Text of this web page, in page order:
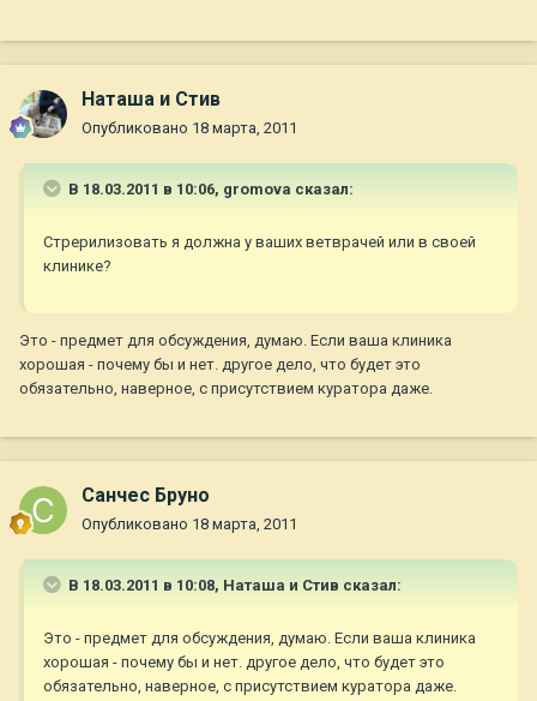
Наташа и Стив
Опубликовано 18 марта, 2011
В 18.03.2011 в 10:06, gromova сказал:
Стрерилизовать я должна у ваших ветврачей или в своей
клинике?
Это - предмет для обсуждения, думаю. Если ваша клиника
хорошая - почему бы и нет. другое дело, что будет это
обязательно, наверное, с присутствием куратора даже.
Санчес Бруно
Опубликовано 18 марта, 2011
В 18.03.2011 в 10:08, Наташа и Стив сказал:
Это - предмет для обсуждения, думаю. Если ваша клиника
хорошая - почему бы и нет. другое дело, что будет это
обязательно, наверное, с присутствием куратора даже.